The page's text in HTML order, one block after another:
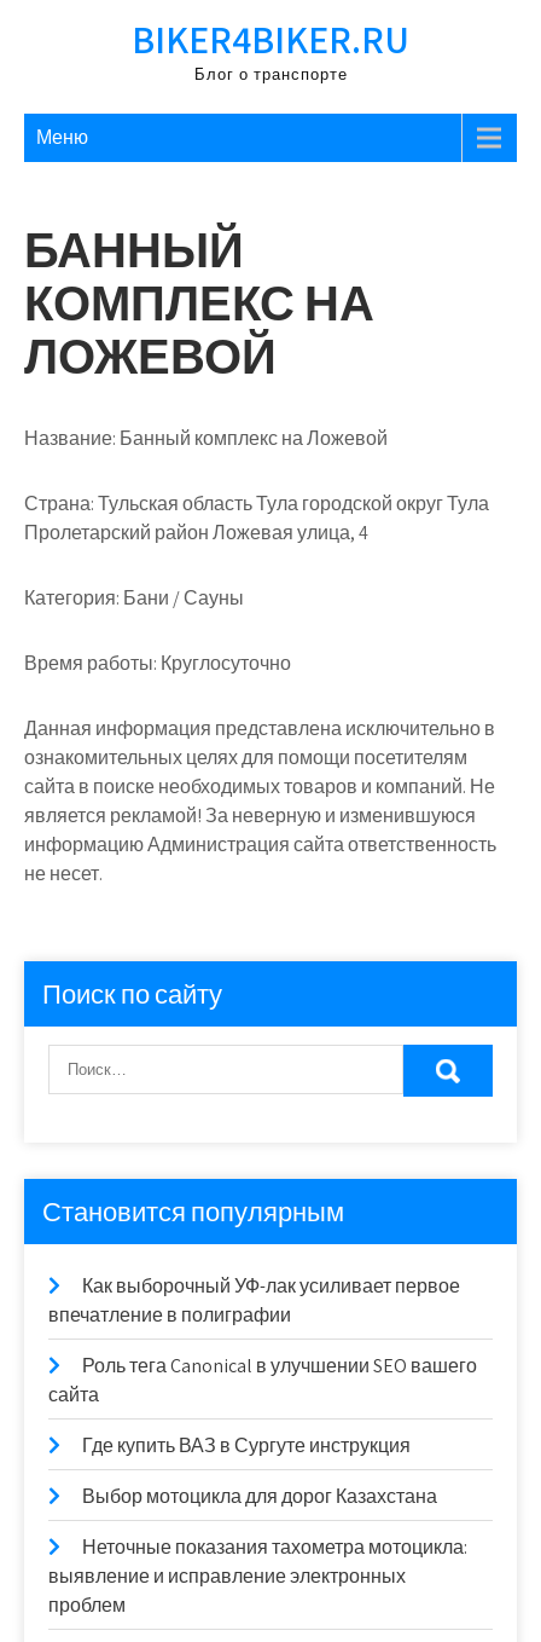
BIKER4BIKER.RU
Блог о транспорте
Меню
БАННЫЙ
КОМПЛЕКС НА
ЛОЖЕВОЙ
Название: Банный комплекс на Ложевой
Страна:Тульская область Тула городской округ Тула
Пролетарский район Ложевая улица, 4
Категория: Бани / Сауны
Время работы: Круглосуточно
Данная информация представлена исключительно в
ознакомительных целях для помощи посетителям
сайта в поиске необходимых товаров и компаний. Не
является рекламой! За неверную и изменившуюся
информацию Администрация сайта ответственность
не несет.
Поиск по сайту
Становится популярным
Как выборочный УФ-лак усиливает первое
впечатление в полиграфии
Роль тега Canonical в улучшении SEO вашего
сайта
Где купить ВАЗ в Сургуте инструкция
Выбор мотоцикла для дорог Казахстана
Неточные показания тахометра мотоцикла:
выявление и исправление электронных
проблем